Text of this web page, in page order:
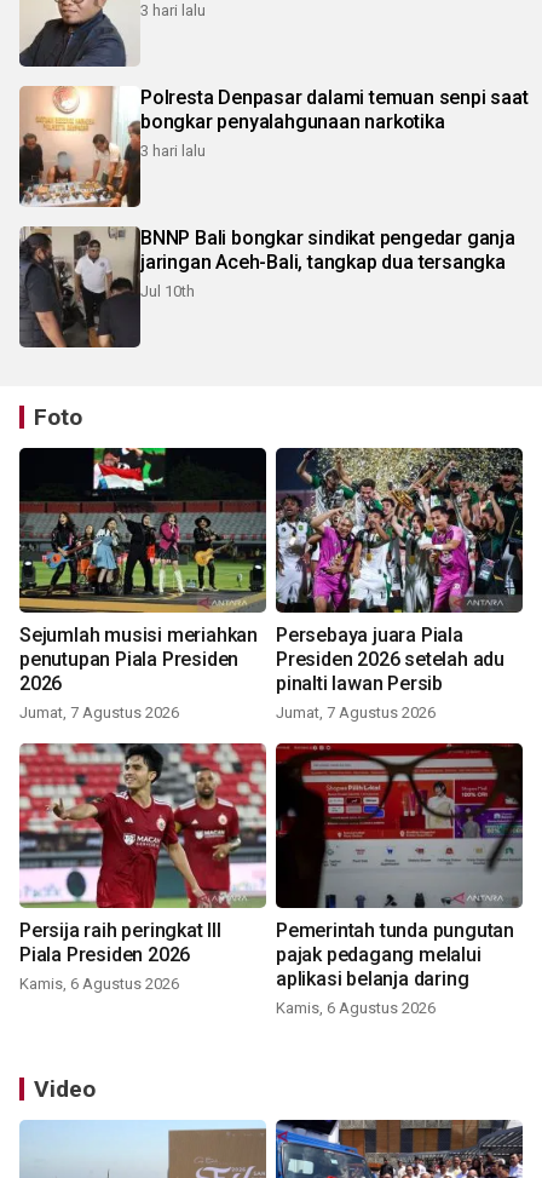
3 hari lalu
Polresta Denpasar dalami temuan senpi saat
bongkar penyalahgunaan narkotika
3 hari lalu
BNNP Bali bongkar sindikat pengedar ganja
jaringan Aceh-Bali, tangkap dua tersangka
Jul 10th
Foto
Sejumlah musisi meriahkan
penutupan Piala Presiden
2026
Jumat, 7 Agustus 2026
Persebaya juara Piala
Presiden 2026 setelah adu
pinalti lawan Persib
Jumat, 7 Agustus 2026
Persija raih peringkat III
Piala Presiden 2026
Kamis, 6 Agustus 2026
Pemerintah tunda pungutan
pajak pedagang melalui
aplikasi belanja daring
Kamis, 6 Agustus 2026
Video